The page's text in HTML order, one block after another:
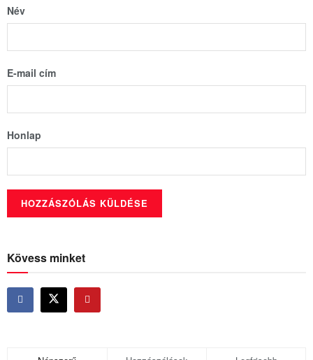
Név
E-mail cím
Honlap
Kövess minket